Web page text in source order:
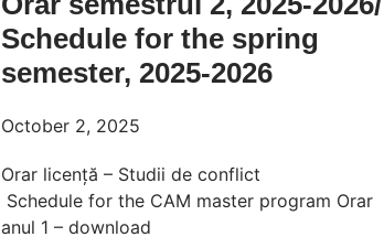
Schedule for the spring
semester, 2025-2026
October 2, 2025
Orar licență – Studii de conflict
Schedule for the CAM master program Orar
anul 1 – download